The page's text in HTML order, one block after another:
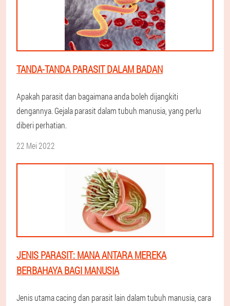
TANDA-TANDA PARASIT DALAM BADAN
Apakah parasit dan bagaimana anda boleh dijangkiti
dengannya. Gejala parasit dalam tubuh manusia, yang perlu
diberi perhatian.
22 Mei 2022
JENIS PARASIT: MANA ANTARA MEREKA
BERBAHAYA BAGI MANUSIA
Jenis utama cacing dan parasit lain dalam tubuh manusia, cara